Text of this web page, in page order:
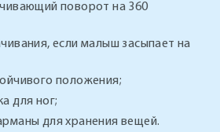
поворот на 360
если малыш засыпает на
положения;
для ног;
для хранения вещей.